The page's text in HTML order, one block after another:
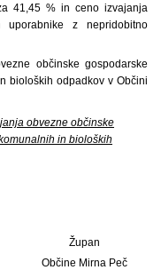
41,45 % in ceno izvajanja
z nepridobitno
občinske gospodarske
bioloških odpadkov v Občini
obvezne občinske
in bioloških
Župan
Občine Mirna Peč